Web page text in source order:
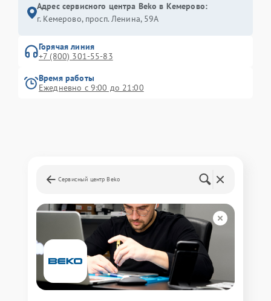
Адрес сервисного центра Beko в Кемерово:
г. Кемерово, просп. Ленина, 59А
Горячая линия
+7 (800) 301-55-83
Время работы
Ежедневно с 9:00 до 21:00
Сервисный центр Beko